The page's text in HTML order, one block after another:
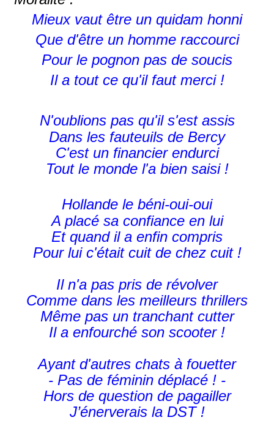
Mieux vaut être un quidam honni
Que d'être un homme raccourci
Pour le pognon pas de soucis
Il a tout ce qu'il faut merci !
N'oublions pas qu'il s'est assis
Dans les fauteuils de Bercy
C'est un financier endurci
Tout le monde l'a bien saisi !
Hollande le béni-oui-oui
A placé sa confiance en lui
Et quand il a enfin compris
Pour lui c'était cuit de chez cuit !
Il n'a pas pris de révolver
Comme dans les meilleurs thrillers
Même pas un tranchant cutter
Il a enfourché son scooter !
Ayant d'autres chats à fouetter
- Pas de féminin déplacé ! -
Hors de question de pagailler
J’énerverais la DST !